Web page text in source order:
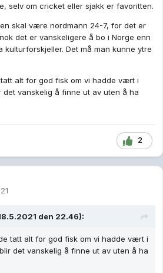
selv om cricket eller sjakk er favoritten.
skal være nordmann 24-7, for det er
det er vanskeligere å bo i Norge enn
Det må man kunne ytre
alt for god fisk om vi hadde vært i
det vanskelig å finne ut av uten å ha
2
den 22.46):
tatt alt for god fisk om vi hadde vært i
det vanskelig å finne ut av uten å ha